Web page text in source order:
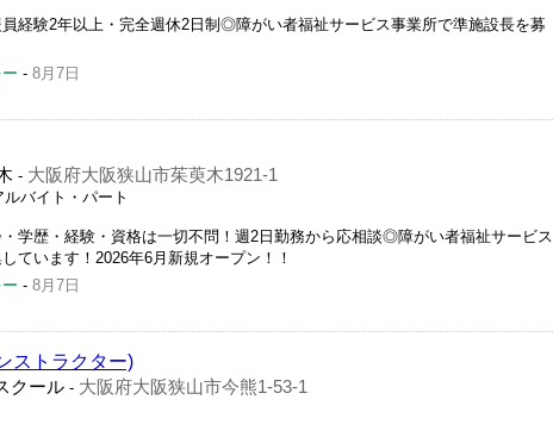
員経験2年以上・完全週休2日制◎障がい者福祉サービス事業所で準施設長を募
- 8月7日
- 大阪府大阪狭山市茱萸木1921-1
ルバイト・パート
・学歴・経験・資格は一切不問！週2日勤務から応相談◎障がい者福祉サービス
ています！2026年6月新規オープン！！
- 8月7日
ストラクター)
クール - 大阪府大阪狭山市今熊1-53-1